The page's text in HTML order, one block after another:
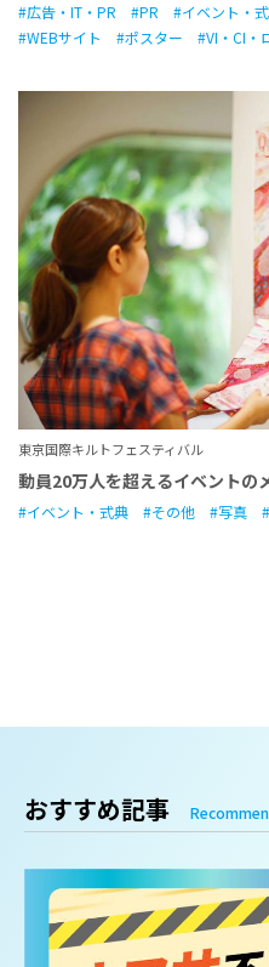
広告・IT・PR PR イベント・
WEBサイト
ポスター VI・CI・
東京国際キルトフェスティバル
動員20万人を超えるイベントの
イベント・式典 その他 写真
おすすめ記事